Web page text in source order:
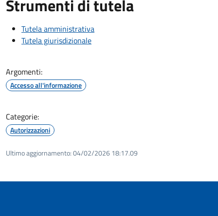
Strumenti di tutela
Tutela amministrativa
Tutela giurisdizionale
Argomenti:
Accesso all'informazione
Categorie:
Autorizzazioni
Ultimo aggiornamento:04/02/2026 18:17.09